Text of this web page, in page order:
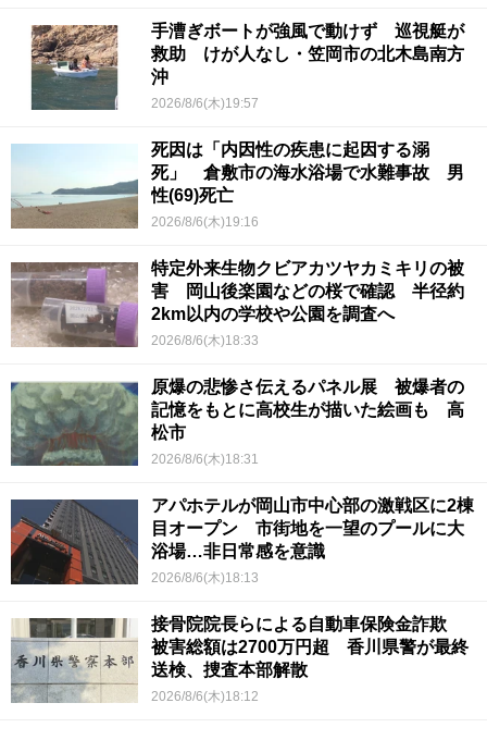
手漕ぎボートが強風で動けず 巡視艇が
救助 けが人なし・笠岡市の北木島南方
沖
2026/8/6(木)19:57
死因は「内因性の疾患に起因する溺
死」 倉敷市の海水浴場で水難事故 男
性(69)死亡
2026/8/6(木)19:16
特定外来生物クビアカツヤカミキリの被
害 岡山後楽園などの桜で確認 半径約
2km以内の学校や公園を調査へ
2026/8/6(木)18:33
原爆の悲惨さ伝えるパネル展 被爆者の
記憶をもとに高校生が描いた絵画も 高
松市
2026/8/6(木)18:31
アパホテルが岡山市中心部の激戦区に2棟
目オープン 市街地を一望のプールに大
浴場…非日常感を意識
2026/8/6(木)18:13
接骨院院長らによる自動車保険金詐欺
被害総額は2700万円超 香川県警が最終
送検、捜査本部解散
2026/8/6(木)18:12